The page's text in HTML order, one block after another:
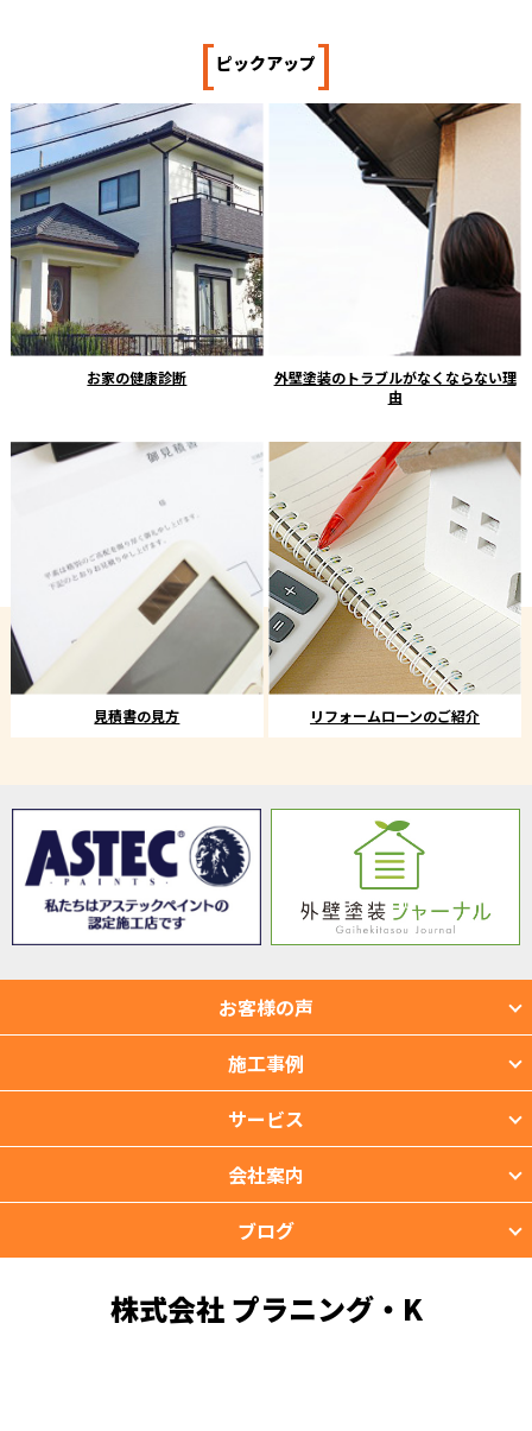
[ピックアップ]
お家の健康診断
外壁塗装のトラブルがなくならない理
由
見積書の見方 リフォームローンのご紹介
お客様の声
施工事例
サービス
会社案内
ブログ
株式会社 プラニング・K